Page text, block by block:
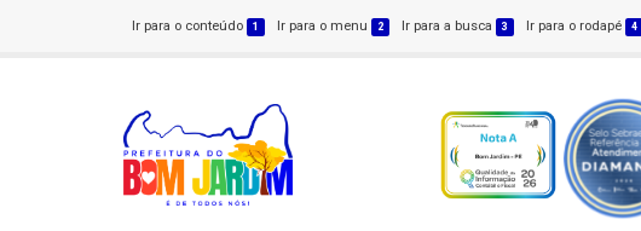
Ir para o conteúdo 1 Ir para o menu 2 Ir para a busca 3 Ir para o rodapé 4